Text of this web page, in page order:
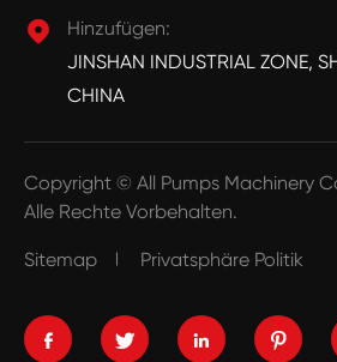

Hinzufügen:
JINSHAN INDUSTRIAL ZONE,
CHINA
Copyright © All Pumps Machinery
Alle Rechte Vorbehalten.
Sitemap Privatsphäre Politik
   